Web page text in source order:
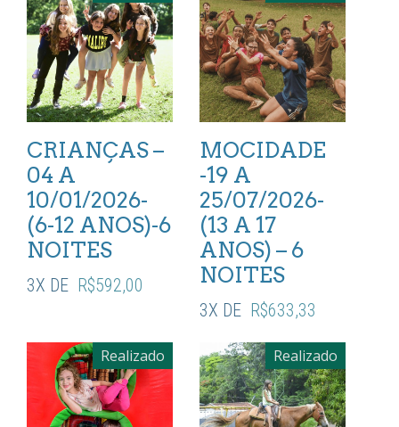
CRIANÇAS –
04 A
10/01/2026-
(6-12 ANOS)-6
NOITES
3X DE R$592,00
MOCIDADE
-19 A
25/07/2026-
(13 A 17
ANOS) – 6
NOITES
3X DE R$633,33
Realizado Realizado